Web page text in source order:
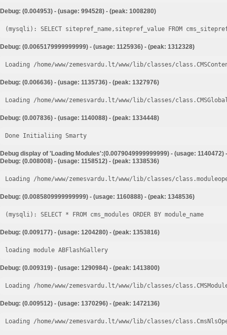
Debug: (0.004953) - (usage: 994528) - (peak: 1008280)
Debug: (0.0065179999999999) - (usage: 1125936) - (peak: 1312328)
Loading /home/www/zemesvardu.lt/www/lib/classes/
Debug: (0.006636) - (usage: 1135736) - (peak: 1327976)
Loading /home/www/zemesvardu.lt/www/lib/classes/
Debug: (0.007836) - (usage: 1140088) - (peak: 1334448)
Done Initialiing Smarty
Debug display of 'Loading Modules':(0.0079049999999999) - (usage: 1140472)
Debug: (0.008008) - (usage: 1158512) - (peak: 1338536)
Loading /home/www/zemesvardu.lt/www/lib/classes/
Debug: (0.0085809999999999) - (usage: 1160888) - (peak: 1348536)
Debug: (0.009177) - (usage: 1204280) - (peak: 1353816)
loading module ABFlashGallery
Debug: (0.009319) - (usage: 1290984) - (peak: 1413800)
Loading /home/www/zemesvardu.lt/www/lib/classes/
Debug: (0.009512) - (usage: 1370296) - (peak: 1472136)
Loading /home/www/zemesvardu.lt/www/lib/classes/